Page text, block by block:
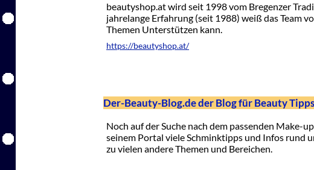
beautyshop.at wird seit 1998 vom Bregenzer
jahrelange Erfahrung (seit 1988) weiß das Team
Themen Unterstützen kann.
https://beautyshop.at/
Der-Beauty-Blog.de der Blog für Beauty
Noch auf der Suche nach dem passenden Make-
seinem Portal viele Schminktipps und Infos rund
zu vielen andere Themen und Bereichen.